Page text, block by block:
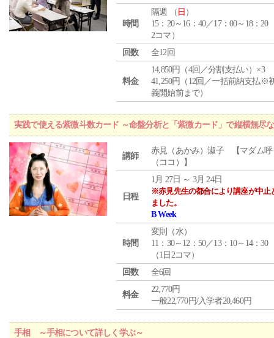
時間
隔週 （ 日 ）
15：20～16：40／17：00～18：20
2コマ）
回数
全12回
料金
14,850円（4回／分割支払い）×3
41,250円（12回／一括前納支払※
義開始前まで）
実践で使える紫微斗数カード ～命盤分析と「紫微カード」で縦横無尽
講師
赤見（あかみ）淑子 【マダム呼
（ココ）】
日程
1月 27日 ～ 3月 24日
※赤見先生の都合により講座が中止
ました。
B Week
時間
変則（水）
11：30～12：50／13：10～14：30
（1日2コマ）
回数
全6回
料金
22,770円
一般22,770円/入学者20,460円
手相 ～手相について詳しく学ぶ～